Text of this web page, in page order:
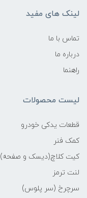
لینک های مفید
تماس با ما
درباره ما
راهنما
لیست محصولات
قطعات یدکی خودرو
کمک فنر
کیت کلاچ(دیسک و صفحه)
لنت ترمز
سرچرخ (سر پلوس)